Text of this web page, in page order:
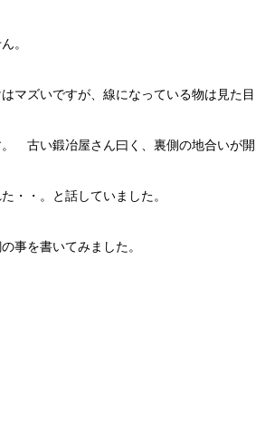
。
マズいですが、線になっている物は見た目
古い鍛冶屋さん曰く、裏側の地合いが開
・・。と話していました。
事を書いてみました。